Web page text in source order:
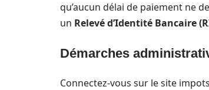
qu’aucun délai de paiement ne
un Relevé d’Identité Bancaire
Démarches
Connectez-vous sur le site